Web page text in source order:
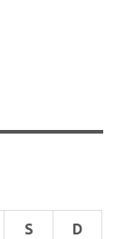
S D